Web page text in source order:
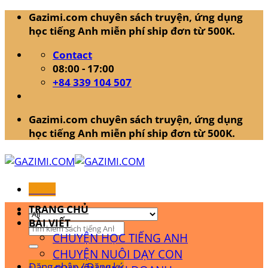
Skip
Gazimi.com chuyên sách truyện, ứng dụng
học tiếng Anh miễn phí ship đơn từ 500K.
Contact
08:00 - 17:00
+84 339 104 507
Gazimi.com chuyên sách truyện, ứng dụng
học tiếng Anh miễn phí ship đơn từ 500K.
Tìm
kiếm:
TRANG CHỦ
BÀI VIẾT
CHUYỆN HỌC TIẾNG ANH
CHUYỆN NUÔI DẠY CON